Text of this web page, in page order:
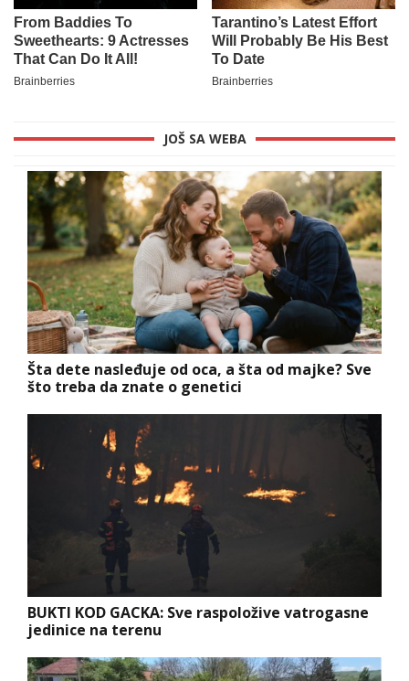
JOŠ SA WEBA
Šta dete nasleđuje od oca, a šta od majke? Sve
što treba da znate o genetici
BUKTI KOD GACKA: Sve raspoložive vatrogasne
jedinice na terenu